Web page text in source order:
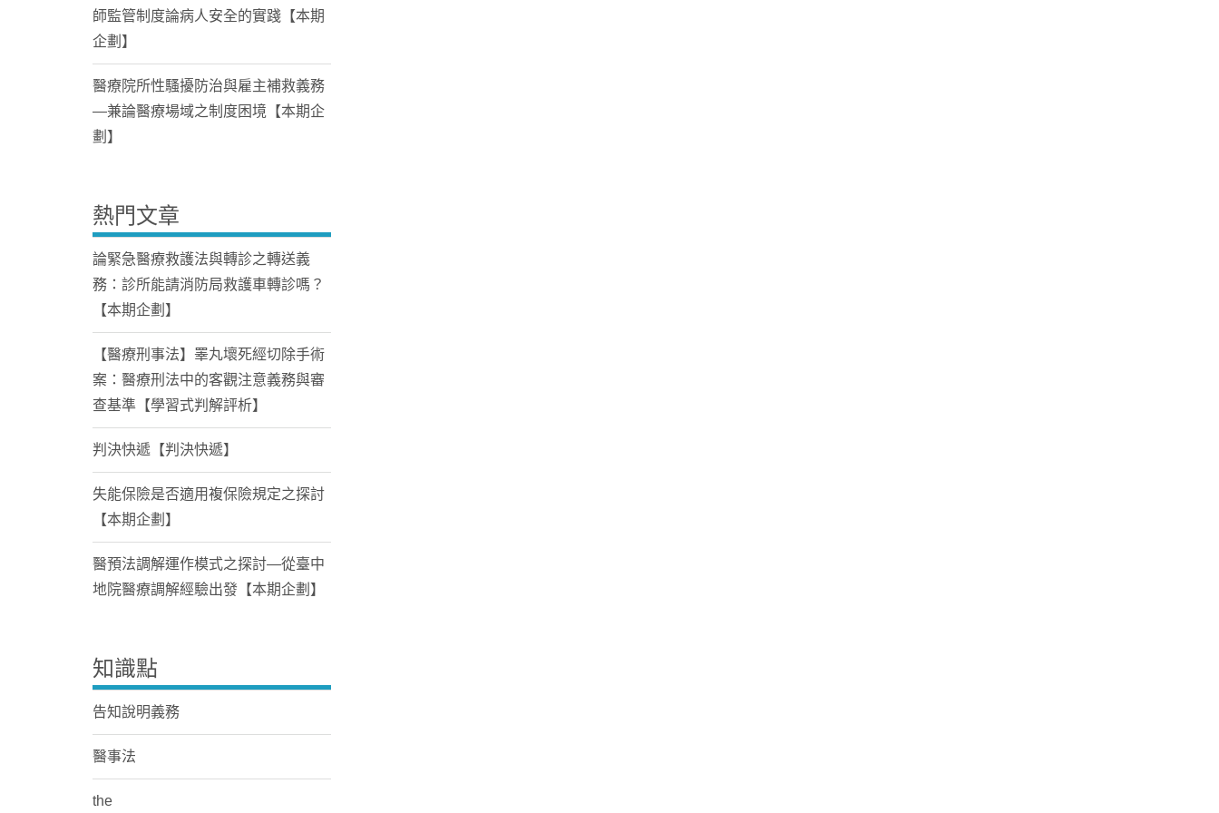
師監管制度論病人安全的實踐【本期
企劃】
醫療院所性騷擾防治與雇主補救義務
—兼論醫療場域之制度困境【本期企
劃】
熱門文章
論緊急醫療救護法與轉診之轉送義
務：診所能請消防局救護車轉診嗎？
【本期企劃】
【醫療刑事法】睪丸壞死經切除手術
案：醫療刑法中的客觀注意義務與審
查基準【學習式判解評析】
判決快遞【判決快遞】
失能保險是否適用複保險規定之探討
【本期企劃】
醫預法調解運作模式之探討—從臺中
地院醫療調解經驗出發【本期企劃】
知識點
告知說明義務
醫事法
the